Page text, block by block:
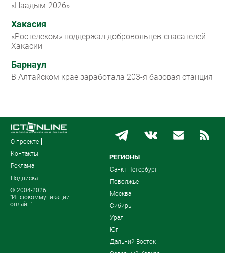
«Наадым-2026»
Хакасия
«Ростелеком» поддержал добровольцев-спасателей
Хакасии
Барнаул
В Алтайском крае заработала 203-я базовая станция
О проекте
Контакты
Реклама
Подписка
© 2004-2026
"Инфокоммуникации
онлайн"
РЕГИОНЫ
Санкт-Петербург
Поволжье
Москва
Сибирь
Урал
Юг
Дальний Восток